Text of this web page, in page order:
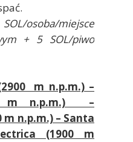
osoba/miejsce
+ 5 SOL/piwo
m n.p.m.) –
m n.p.m.) –
m n.p.m.) – Santa
(1900 m